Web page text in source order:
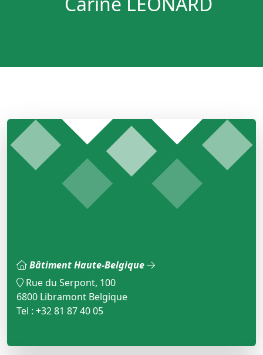
Bâtiment Haute-Belgique
Rue du Serpont, 100
6800 Libramont Belgique
Tel : +32 81 87 40 05